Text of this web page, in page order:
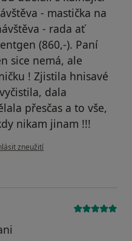
- mastička na
- rada ať
(860,-). Paní
sice nemá, ale
! Zjistila hnisavé
dala
přesčas a to vše,
nikam jinam !!!
názoru uživatele Ivana
zneužití